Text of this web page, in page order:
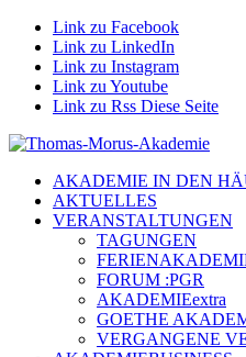
Link zu Facebook
Link zu LinkedIn
Link zu Instagram
Link zu Youtube
Link zu Rss Diese Seite
AKADEMIE IN DEN
AKTUELLES
VERANSTALTUNGEN
TAGUNGEN
FORUM :PGR
AKADEMIEextra
GOETHE
VERGANGENE